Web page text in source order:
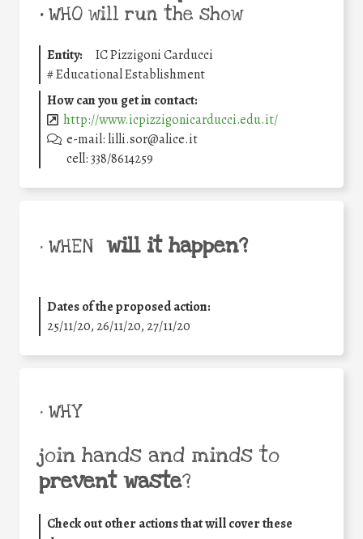
•WHO will run the show
Entity:
IC Pizzigoni Carducci
#Educational Establishment
How can you get in contact:
http://www.icpizzigonicarducci.edu.it/
e-mail: lilli.sor@alice.it
cell: 338/8614259
• WHEN will it happen?
Dates of the proposed action:
25/11/20, 26/11/20, 27/11/20
• WHY
join hands and minds to
prevent waste?
Check out other actions that will cover these